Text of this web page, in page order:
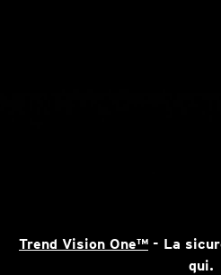
Trend Vision One™ - La
qui.